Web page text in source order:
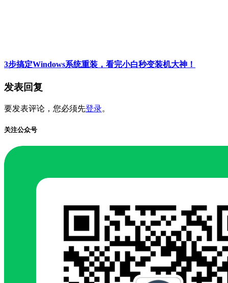
3步搞定Windows系统重装，看完小白秒变装机大神！
发表回复
要发表评论，您必须先登录。
关注公众号